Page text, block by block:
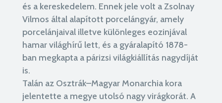
és a kereskedelem. Ennek jele volt a Zsolnay
Vilmos által alapított porcelángyár, amely
porcelánjaival illetve különleges eozinjával
hamar világhírű lett, és a gyáralapító 1878-
ban megkapta a párizsi világkiállítás nagydíját
is.
Talán az Osztrák–Magyar Monarchia kora
jelentette a megye utolsó nagy virágkorát. A